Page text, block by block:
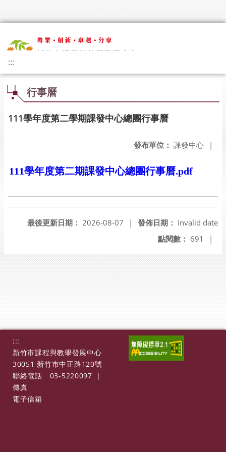
:::
行事曆
111學年度第二學期課發中心總團行事曆
發布單位： 課發中心 |
111學年度第二期課發中心總團行事曆.pdf
發佈日期： Invalid date
最後更新日期： 2026-08-07
|
點閱數： 691 |
:::
新竹市課程與教學發展中心
30051 新竹市中正路120號
聯絡電話
03-5220097
|
傳真
電子信箱